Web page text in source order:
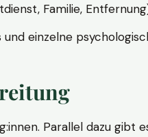
Familie,
einzelne
Parallel dazu gibt